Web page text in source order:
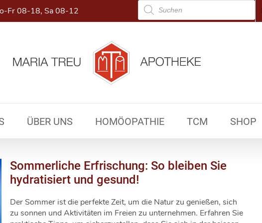
Fr 08-18, Sa 08-12
Products
search
ÜBER UNS HOMÖOPATHIE TCM SHOP
Sommerliche Erfrischung: So bleiben Sie
hydratisiert und gesund!
Der Sommer ist die perfekte Zeit, um die Natur zu genießen, sich
zu sonnen und Aktivitäten im Freien zu unternehmen. Erfahren Sie